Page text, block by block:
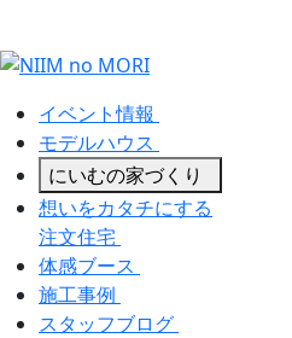
イベント情報
モデルハウス
にいむの家づくり
想いをカタチにする
注文住宅
体感ブース
施工事例
スタッフブログ